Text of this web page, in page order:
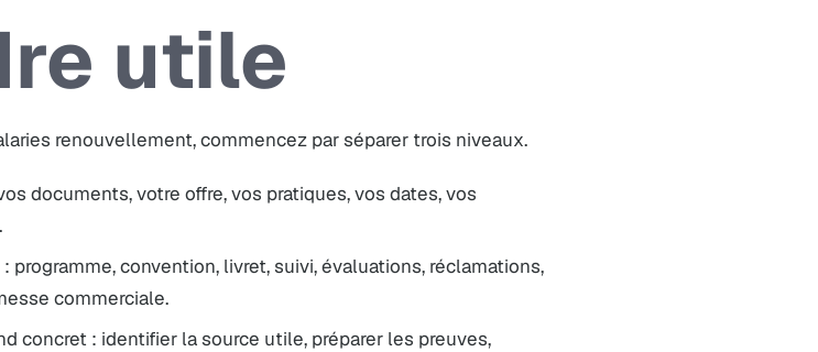
utile
renouvellement, commencez par séparer trois niveaux.
documents, votre offre, vos pratiques, vos dates, vos
programme, convention, livret, suivi, évaluations, réclamations,
commerciale.
concret : identifier la source utile, préparer les preuves,